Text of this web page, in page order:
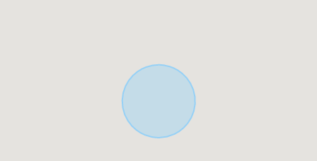
・ 全居室2層框格，餐廳地板加強
■ 在找想要的家方面給予幫助的━━━━━・・・